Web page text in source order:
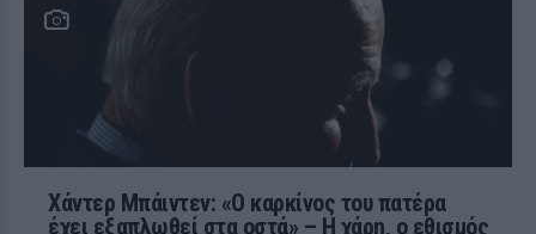
Χάντερ Μπάιντεν: «Ο καρκίνος του πατέρα
έχει εξαπλωθεί στα οστά» – Η χάρη, ο εθισμός